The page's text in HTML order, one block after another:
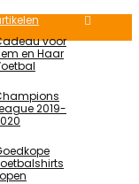
voor
en Haar
2019-